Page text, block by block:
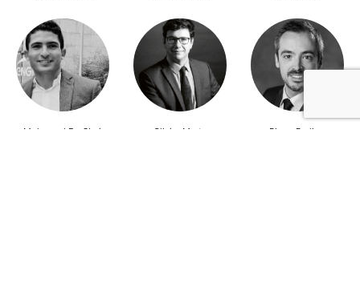
Mohamed Es-Sbai Olivier Marty Pierre Berlioz